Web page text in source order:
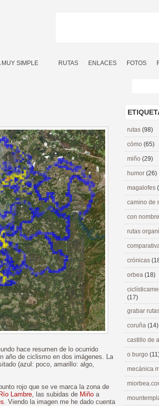
MUY SIMPLE RUTAS ENLACES FOTOS
hace resumen de lo ocurrido
año de ciclismo en dos imágenes. La
(azul: poco, amarillo: algo,
rojo que se ve marca la zona de
Río Lambre, las subidas de Miño a
. Viendo la imagen me he dado cuenta
rutas (98)
cómo (65)
miño (29)
humor (26)
magalofes
camino de
con
rutas
crónicas
orbea (18)
(17)
grabar
coruña (14)
castillo de
o burgo
mecánica